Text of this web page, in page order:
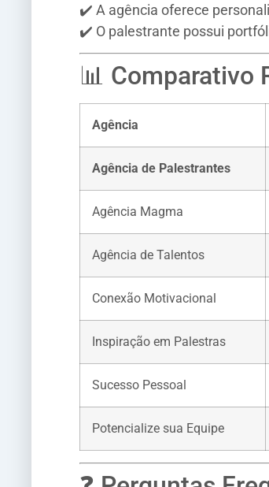
✔️ A agência oferece
✔️ O palestrante possui
📊 Comparativo
Agência
Agência de Palestrantes
Agência Magma
Agência de Talentos
Conexão Motivacional
Inspiração em Palestras
Sucesso Pessoal
Potencialize sua Equipe